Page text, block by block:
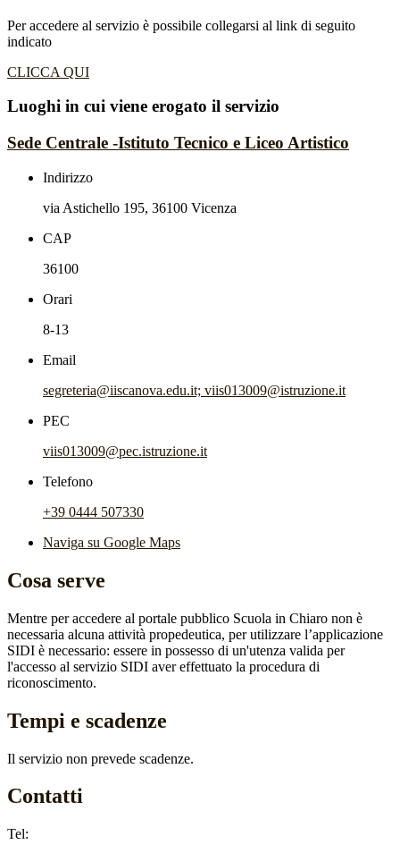
Per accedere al servizio è possibile collegarsi al link di seguito
indicato
CLICCA QUI
Luoghi in cui viene erogato il servizio
Sede Centrale -Istituto Tecnico e Liceo Artistico
Indirizzo
via Astichello 195, 36100 Vicenza
CAP
36100
Orari
8-13
Email
segreteria@iiscanova.edu.it; viis013009@istruzione.it
PEC
viis013009@pec.istruzione.it
Telefono
+39 0444 507330
Naviga su Google Maps
Cosa serve
Mentre per accedere al portale pubblico Scuola in Chiaro non è
necessaria alcuna attività propedeutica, per utilizzare l’applicazione
SIDI è necessario: essere in possesso di un'utenza valida per
l'accesso al servizio SIDI aver effettuato la procedura di
riconoscimento.
Tempi e scadenze
Il servizio non prevede scadenze.
Contatti
Tel: